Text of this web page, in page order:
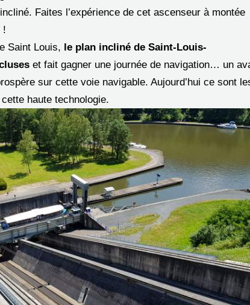
Faites l’expérience de cet ascenseur à montée
!
Saint Louis, le plan incliné de Saint-Louis-
et fait gagner une journée de navigation… un
sur cette voie navigable. Aujourd’hui ce sont
haute technologie.